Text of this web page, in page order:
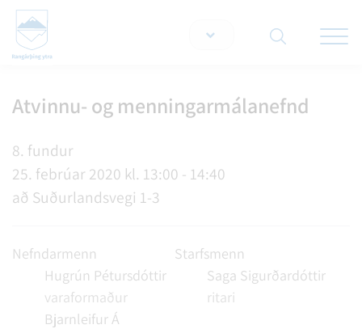
Atvinnu- og menningarmálanefnd
8. fundur
25. febrúar 2020 kl. 13:00 - 14:40
að Suðurlandsvegi 1-3
Nefndarmenn
Hugrún Pétursdóttir
varaformaður
Bjarnleifur Á
Starfsmenn
Saga Sigurðardóttir
ritari
Leita á vef